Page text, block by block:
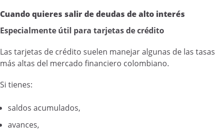
Cuando quieres salir de deudas de alto interés
Especialmente útil para tarjetas de crédito
Las tarjetas de crédito suelen manejar algunas de las tasas
más altas del mercado financiero colombiano.
Si tienes:
saldos acumulados,
avances,